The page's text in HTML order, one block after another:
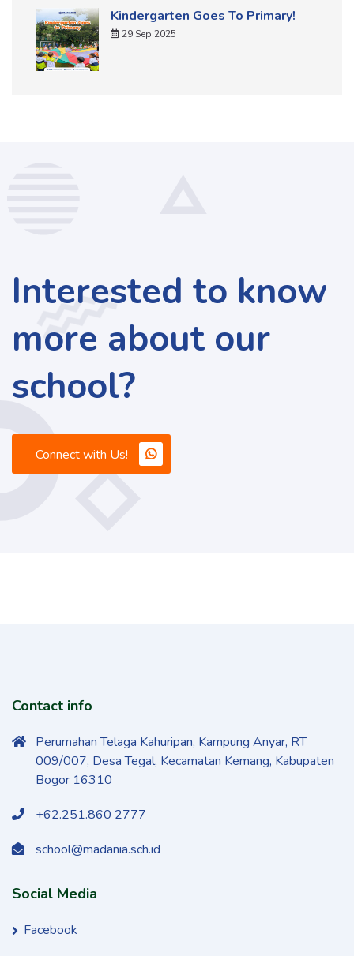
Kindergarten Goes To Primary!
29 Sep 2025
Interested to know
more about our
school?
Connect with Us!
Contact info
Perumahan Telaga Kahuripan, Kampung Anyar, RT
009/007, Desa Tegal, Kecamatan Kemang, Kabupaten
Bogor 16310
+62.251.860 2777
school@madania.sch.id
Social Media
Facebook